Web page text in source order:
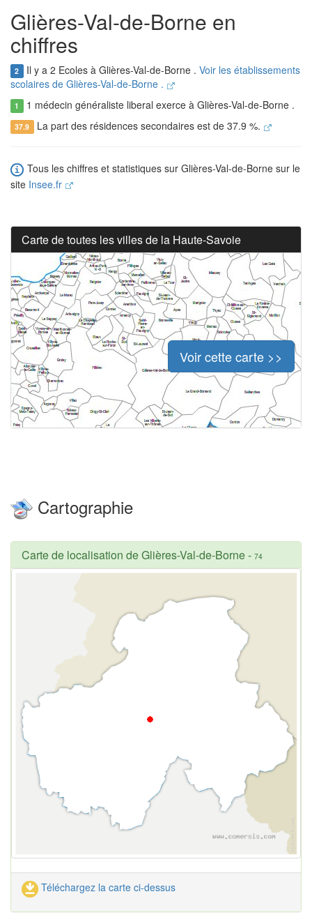
Glières-Val-de-Borne en
chiffres
2 Il y a 2 Ecoles à Glières-Val-de-Borne . Voir les établissements
scolaires de Glières-Val-de-Borne .
1 1 médecin généraliste liberal exerce à Glières-Val-de-Borne .
37.9 La part des résidences secondaires est de 37.9 %.
Tous les chiffres et statistiques sur Glières-Val-de-Borne sur le
site Insee.fr
Carte de toutes les villes de la Haute-Savoie
Voir cette carte >>
Cartographie
Carte de localisation de Glières-Val-de-Borne- 74
Téléchargez la carte ci-dessus